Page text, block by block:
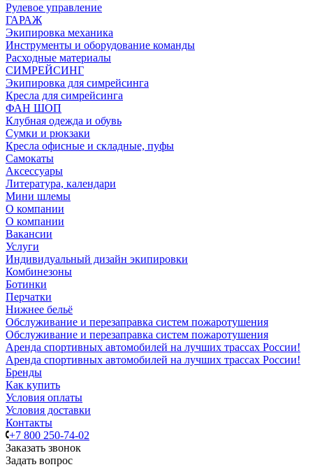
Рулевое управление
ГАРАЖ
Экипировка механика
Инструменты и оборудование команды
Расходные материалы
СИМРЕЙСИНГ
Экипировка для симрейсинга
Кресла для симрейсинга
ФАН ШОП
Клубная одежда и обувь
Сумки и рюкзаки
Кресла офисные и складные, пуфы
Самокаты
Аксессуары
Литература, календари
Мини шлемы
О компании
О компании
Вакансии
Услуги
Индивидуальный дизайн экипировки
Комбинезоны
Ботинки
Перчатки
Нижнее бельё
Обслуживание и перезаправка систем пожаротушения
Обслуживание и перезаправка систем пожаротушения
Аренда спортивных автомобилей на лучших трассах России!
Аренда спортивных автомобилей на лучших трассах России!
Бренды
Как купить
Условия оплаты
Условия доставки
Контакты
+7 800 250-74-02
Заказать звонок
Задать вопрос